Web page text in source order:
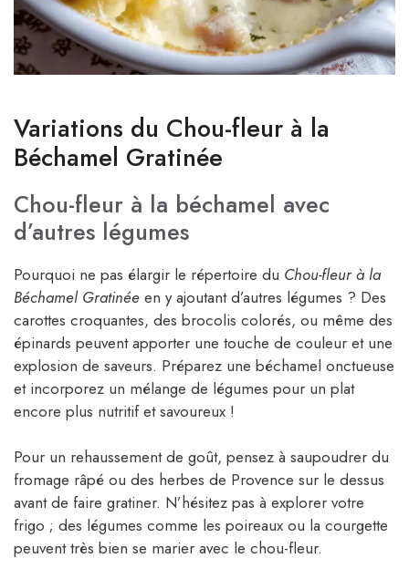
Variations du Chou-fleur à la
Béchamel Gratinée
Chou-fleur à la béchamel avec
d’autres légumes
Pourquoi ne pas élargir le répertoire du Chou-fleur à la
Béchamel Gratinée en y ajoutant d’autres légumes ? Des
carottes croquantes, des brocolis colorés, ou même des
épinards peuvent apporter une touche de couleur et une
explosion de saveurs. Préparez une béchamel onctueuse
et incorporez un mélange de légumes pour un plat
encore plus nutritif et savoureux !
Pour un rehaussement de goût, pensez à saupoudrer du
fromage râpé ou des herbes de Provence sur le dessus
avant de faire gratiner. N’hésitez pas à explorer votre
frigo ; des légumes comme les poireaux ou la courgette
peuvent très bien se marier avec le chou-fleur.